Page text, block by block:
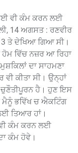
ਵੀ ਕੰਮ ਕਰਨ ਲਈ
14 ਅਗਸਤ : ਰਣਵੀਰ
3 ਤੇ ਦੇਖਿਆ ਗਿਆ ਸੀ।
ਵਿੱਚ ਨਜ਼ਰ ਆ ਰਿਹਾ
ਦਾ ਸਾਹਮਣਾ
ਕੀਤਾ ਸੀ। ਉਨ੍ਹਾਂ
ਚੁਣੌਤੀਪੂਰਨ ਹੈ। ਹੁਣ ਇਸ
ਮੈਨੂੰ ਭਵਿੱਖ ਚ ਐਕਟਿੰਗ
ਤਿਆਰ ਹਾਂ।
ਕੰਮ ਕਰਨ ਲਈ
ਕੰਮ ਹੋਵੇ।